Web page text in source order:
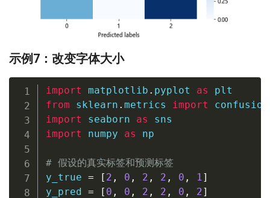
示例7：改变字体大小
import matplotlib . pyplot as
from sklearn . metrics import
import seaborn as
import numpy as np
# 假设的真实标签和预测标签
y_true = [ 2 , 0 , 2 , 2 , 0 , 1]
y_pred = [ 0 , 0 , 2 , 2 , 0 , 2]